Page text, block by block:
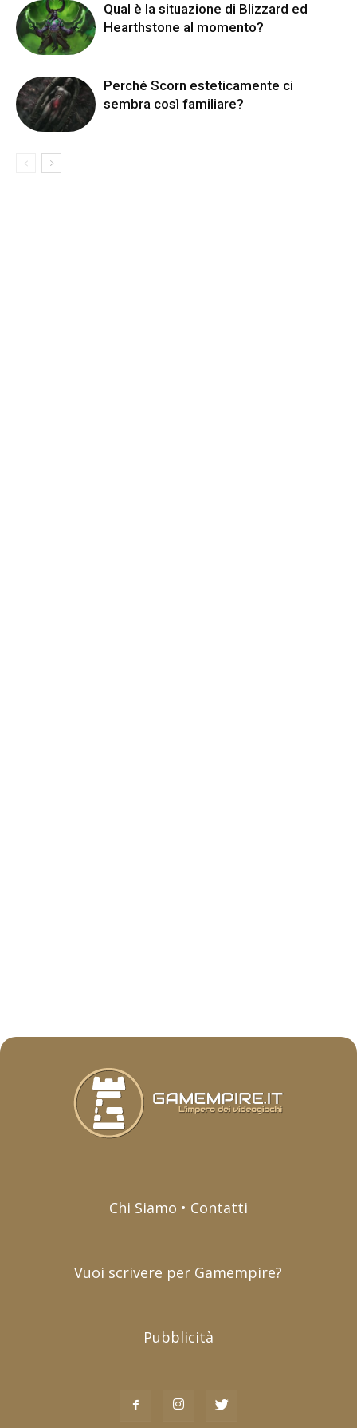
Qual è la situazione di Blizzard ed
Hearthstone al momento?
Perché Scorn esteticamente ci
sembra così familiare?
Chi Siamo • Contatti
Vuoi scrivere per Gamempire?
Pubblicità